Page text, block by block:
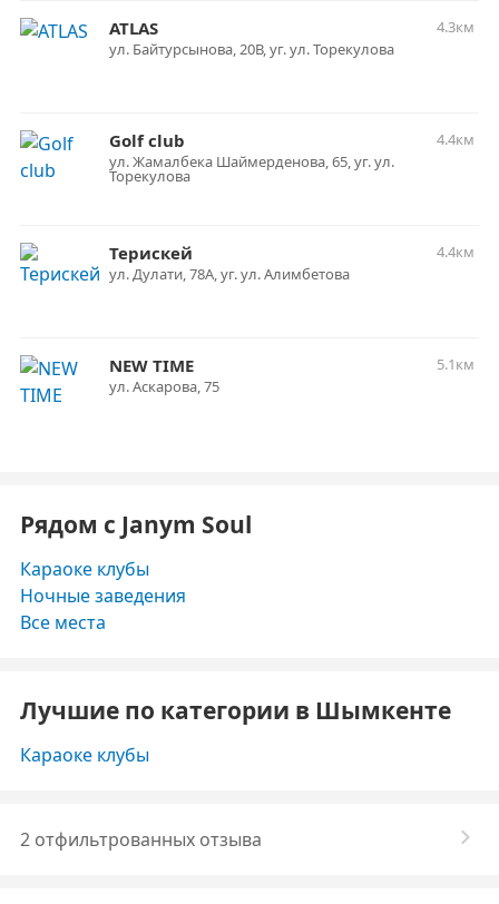
ATLAS
4.3км
ул. Байтурсынова, 20В, уг. ул. Торекулова
Golf club
4.4км
ул. Жамалбека Шаймерденова, 65, уг. ул.
Торекулова
Терискей
4.4км
ул. Дулати, 78А, уг. ул. Алимбетова
NEW TIME
5.1км
ул. Аскарова, 75
Рядом с Janym Soul
Караоке клубы
Ночные заведения
Все места
Лучшие по категории в Шымкенте
Караоке клубы
2 отфильтрованных отзыва